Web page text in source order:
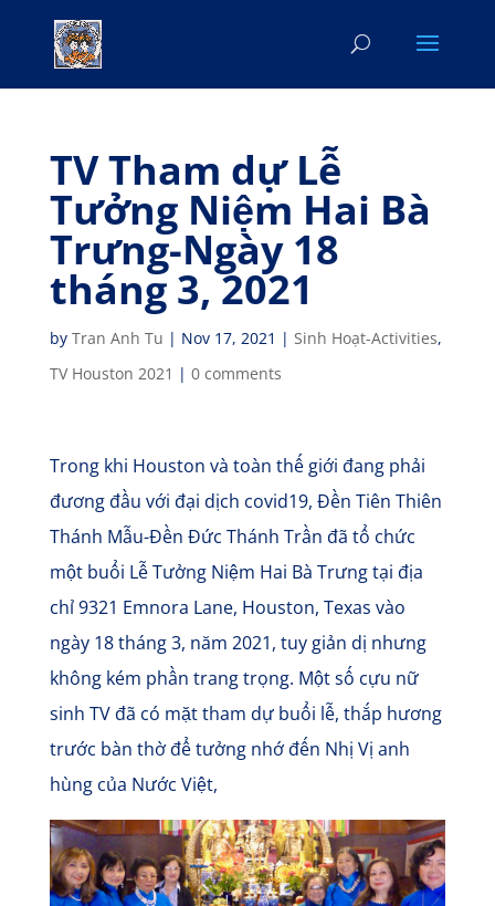
TV Tham dự Lễ
Tưởng Niệm Hai Bà
Trưng-Ngày 18
tháng 3, 2021
by Tran Anh Tu | Nov 17, 2021 | Sinh Hoạt-Activities,
TV Houston 2021 | 0 comments
Trong khi Houston và toàn thế giới đang phải
đương đầu với đại dịch covid19, Đền Tiên Thiên
Thánh Mẫu-Đền Đức Thánh Trần đã tổ chức
một buổi Lễ Tưởng Niệm Hai Bà Trưng tại địa
chỉ 9321 Emnora Lane, Houston, Texas vào
ngày 18 tháng 3, năm 2021, tuy giản dị nhưng
không kém phần trang trọng. Một số cựu nữ
sinh TV đã có mặt tham dự buổi lễ, thắp hương
trước bàn thờ để tưởng nhớ đến Nhị Vị anh
hùng của Nước Việt,